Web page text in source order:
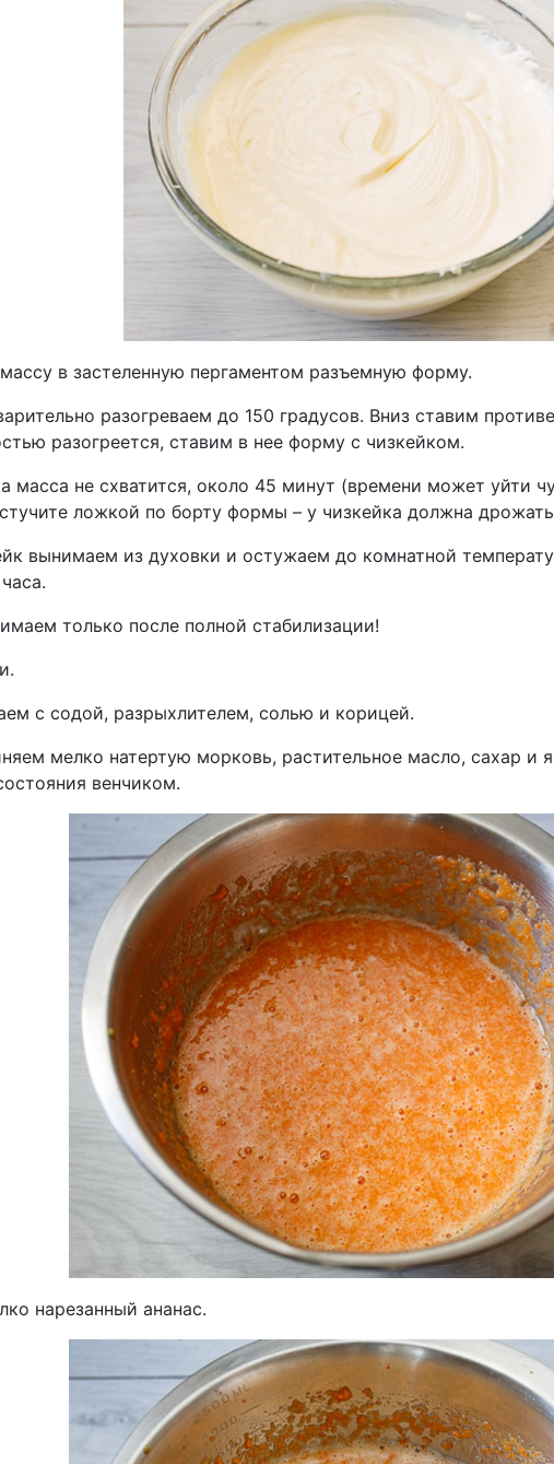
в застеленную пергаментом разъемную форму.
разогреваем до 150 градусов. Вниз ставим
разогреется, ставим в нее форму с чизкейком.
масса не схватится, около 45 минут (времени может уйти
ложкой по борту формы – у чизкейка должна
вынимаем из духовки и остужаем до комнатной
только после полной стабилизации!
с содой, разрыхлителем, солью и корицей.
мелко натертую морковь, растительное масло, сахар и
венчиком.
нарезанный ананас.